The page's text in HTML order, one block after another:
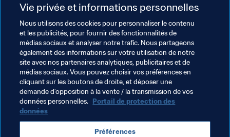
Turquie (à l'extérieur), 24 mars
Lettonie (à domicile), 27 mars
Gibraltar (à domicile), 30 mars
Thèmes en lien
Coupe du Monde de la FIFA, Qatar 2022 Italy
Vie privée et informations personnelles
Nous utilisons des cookies pour personnaliser le contenu
et les publicités, pour fournir des fonctionnalités de
médias sociaux et analyser notre trafic. Nous partageons
également des informations sur votre utilisation de notre
site avec nos partenaires analytiques, publicitaires et de
médias sociaux. Vous pouvez choisir vos préférences en
cliquant sur les boutons de droite, et déposer une
demande d’opposition à la vente / la transmission de vos
données personnelles. Portail de protection des
données
Préférences